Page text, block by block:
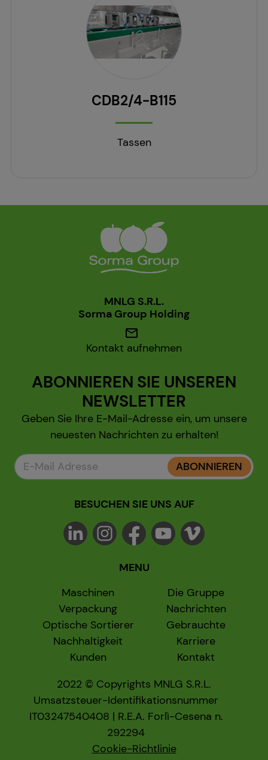
CDB2/4-B115
Tassen
MNLG S.R.L.
Sorma Group Holding
mail
Kontakt aufnehmen
ABONNIEREN SIE UNSEREN
NEWSLETTER
Geben Sie Ihre E-Mail-Adresse ein, um unsere
neuesten Nachrichten zu erhalten!
ABONNIEREN
BESUCHEN SIE UNS AUF
MENU
Maschinen
Verpackung
Optische Sortierer
Nachhaltigkeit
Kunden
Die Gruppe
Nachrichten
Gebrauchte
Karriere
Kontakt
2022 © Copyrights MNLG S.R.L.
Umsatzsteuer-Identifikationsnummer
IT03247540408 | R.E.A. Forlì-Cesena n.
292294
Cookie-Richtlinie